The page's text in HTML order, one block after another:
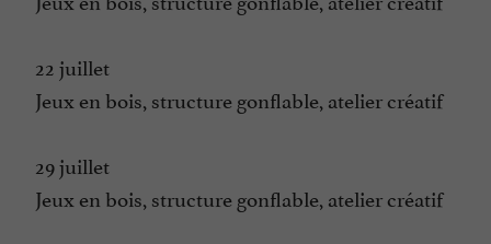
22 juillet
Jeux en bois, structure gonflable, atelier créatif
29 juillet
Jeux en bois, structure gonflable, atelier créatif